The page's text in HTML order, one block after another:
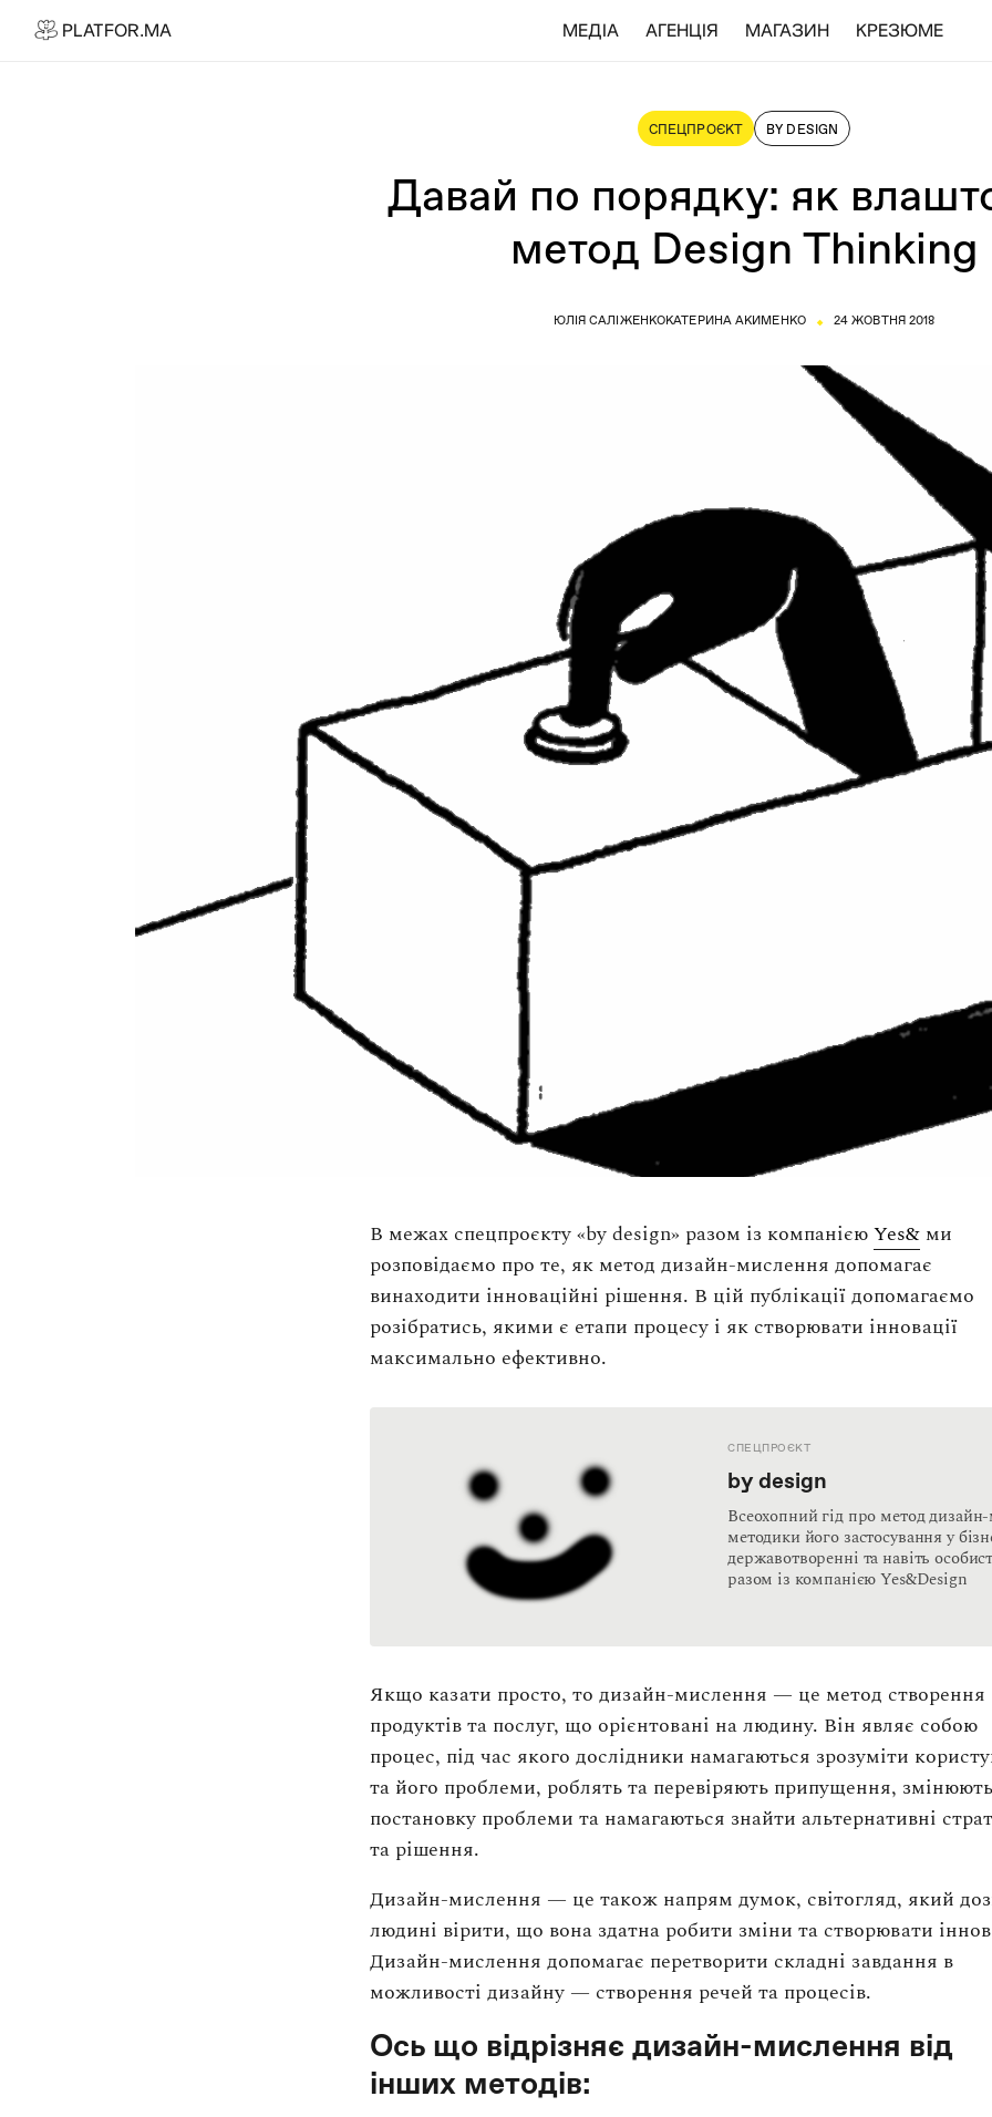
PLATFOR.MA МЕДІА АГЕНЦІЯ МАГАЗИН КРЕЗЮМЕ
PLATFOR.MA
CПЕЦПРОЄКТ BY DESIGN
Давай по порядку: як
метод Design Thinking
ЮЛІЯ САЛІЖЕНКОКАТЕРИНА АКИМЕНКО ⬩ 24 ЖОВТНЯ 2018
В межах спецпроєкту «by design» разом із компанієюYes& ми
розповідаємо про те, як метод дизайн-мислення допомагає
винаходити інноваційні рішення. В цій публікації допомагаємо
розібратись, якими є етапи процесу і як створювати інновації
максимально ефективно.
СПЕЦПРОЄКТ
by design
Всеохопний гід про метод
методики його застосування у
державотворенні та навіть
разом із компанією Yes&Design
Якщо казати просто, то дизайн-мислення — це метод створення
продуктів та послуг, що орієнтовані на людину. Він являє собою
процес, під час якого дослідники намагаються зрозуміти
та його проблеми, роблять та перевіряють припущення, змінюють
постановку проблеми та намагаються знайти альтернативні
та рішення.
Дизайн-мислення — це також напрям думок, світогляд, який
людині вірити, що вона здатна робити зміни та створювати
Дизайн-мислення допомагає перетворити складні завдання в
можливості дизайну — створення речей та процесів.
Ось що відрізняє дизайн-мислення від
інших методів: